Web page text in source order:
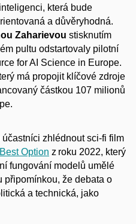
která bude
a důvěryhodná.
Zaharievou stisknutím
pultu odstartovaly pilotní
for AI Science in Europe.
má propojit klíčové zdroje
částkou 107 milionů
zhlédnout sci-fi film
Option z roku 2022, který
fungování modelů umělé
připomínkou, že debata o
a technická, jako